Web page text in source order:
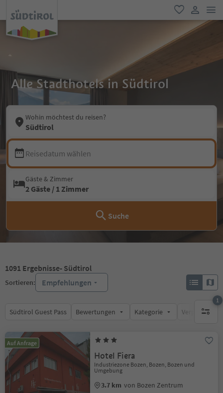
favorit
user link
Alle Stadthotels in Südtirol
Wohin möchtest du reisen?
Südtirol
Reisedatum wählen
Gäste & Zimmer
2 Gäste / 1 Zimmer
Suche
1091 Ergebnisse- Südtirol
Sortieren: Empfehlungen
Südtirol Guest Pass Bewertungen Kategorie
1
1
Auf Anfrage
Hotel Fiera
Industriezone Bozen, Bozen, Bozen und
Umgebung
3.7 km von Bozen Zentrum